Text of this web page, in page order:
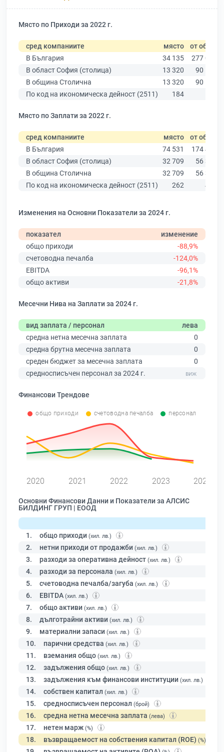
Място по Приходи за 2022 г.
сред компаниите място от общо
В България
34 135
277 019
В област София (столица)
13 320
90 178
В община Столична
13 320
90 178
По код на икономическа дейност (2511)
184
Място по Заплати за 2022 г.
сред компаниите място от общо
В България
74 531
174 403
В област София (столица)
32 709
56 378
В община Столична
32 709
56 378
По код на икономическа дейност (2511)
262 437
Изменения на Основни Показатели за 2024 г.
показател
изменение
общо приходи
-88,9%
счетоводна печалба
-124,0%
EBITDA
-96,1%
общо активи
-21,8%
Месечни Нива на Заплати за 2024 г.
вид заплата / персонал
лева
средна нетна месечна заплата
0
средна брутна месечна заплата
0
среден бюджет за месечна заплата
0
средносписъчен персонал за 2024 г.
Финансови Трендове
общо приходи счетоводна печалба персонал
2020 2021 2022 2023 2024
Основни Финансови Данни и Показатели за АЛСИС
БИЛДИНГ ГРУП | ЕООД
1. общо приходи (хил. лв.)
2. нетни приходи от продажби (хил. лв.)
3. разходи за оперативна дейност (хил. лв.)
4. разходи за персонала (хил. лв.)
5. счетоводна печалба/загуба (хил. лв.)
6. EBITDA (хил. лв.)
7. общо активи (хил. лв.)
8. дълготрайни активи (хил. лв.)
9. материални запаси (хил. лв.)
10. парични средства (хил. лв.)
11. вземания общо (хил. лв.)
12. задължения общо (хил. лв.)
13. задължения към финансови институции (хил. лв.)
14. собствен капитал (хил. лв.)
15. средносписъчен персонал (брой)
16. средна нетна месечна заплата (лева)
17. нетен марж (%)
18. възвращаемост на собствения капитал (ROE) (%)